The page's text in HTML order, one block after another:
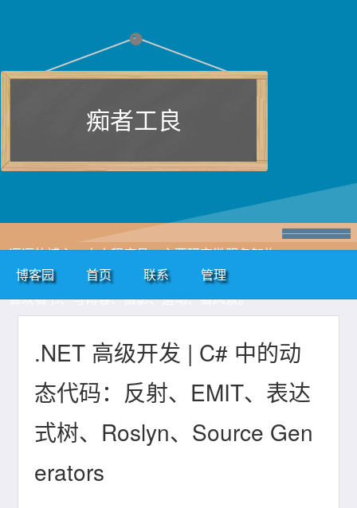
痴者工良
逗逗的博主，小小程序员，主要研究微服务架构、
kubernetes、istio、Devops 等，主要语言是 C#、Go。日常
喜欢看书、写博客、摄影、运动、看风景。
博客园 首页 联系 管理
.NET 高级开发 | C# 中的动
态代码：反射、EMIT、表达
式树、Roslyn、Source Gen
erators